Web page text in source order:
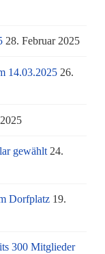
28. Februar 2025
14.03.2025 26.
gewählt 24.
Dorfplatz 19.
300 Mitglieder